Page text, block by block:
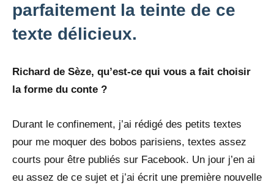
parfaitement la teinte de ce
texte délicieux.
Richard de Sèze, qu’est-ce qui vous a fait choisir
la forme du conte ?
Durant le confinement, j’ai rédigé des petits textes
pour me moquer des bobos parisiens, textes assez
courts pour être publiés sur Facebook. Un jour j’en ai
eu assez de ce sujet et j’ai écrit une première nouvelle